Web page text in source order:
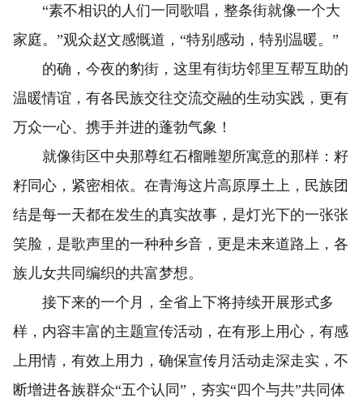
“素不相识的人们一同歌唱，整条街就像一个大
家庭。”观众赵文感慨道，“特别感动，特别温暖。”
的确，今夜的豹街，这里有街坊邻里互帮互助的
温暖情谊，有各民族交往交流交融的生动实践，更有
万众一心、携手并进的蓬勃气象！
就像街区中央那尊红石榴雕塑所寓意的那样：籽
籽同心，紧密相依。在青海这片高原厚土上，民族团
结是每一天都在发生的真实故事，是灯光下的一张张
笑脸，是歌声里的一种种乡音，更是未来道路上，各
族儿女共同编织的共富梦想。
接下来的一个月，全省上下将持续开展形式多
样，内容丰富的主题宣传活动，在有形上用心，有感
上用情，有效上用力，确保宣传月活动走深走实，不
断增进各族群众“五个认同”，夯实“四个与共”共同体